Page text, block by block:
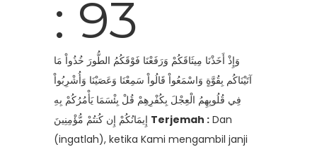
: 93
وَإِذْ أَخَذْنَا مِيثَاقَكُمْ وَرَفَعْنَا فَوْقَكُمُ الطُّورَ خُذُواْ مَا
آتَيْنَاكُم بِقُوَّةٍ وَاسْمَعُواْ قَالُواْ سَمِعْنَا وَعَصَيْنَا وَأُشْرِبُواْ
فِي قُلُوبِهِمُ الْعِجْلَ بِكُفْرِهِمْ قُلْ بِئْسَمَا يَأْمُرُكُمْ بِهِ
Terjemah : Dan
(ingatlah), ketika Kami mengambil janji